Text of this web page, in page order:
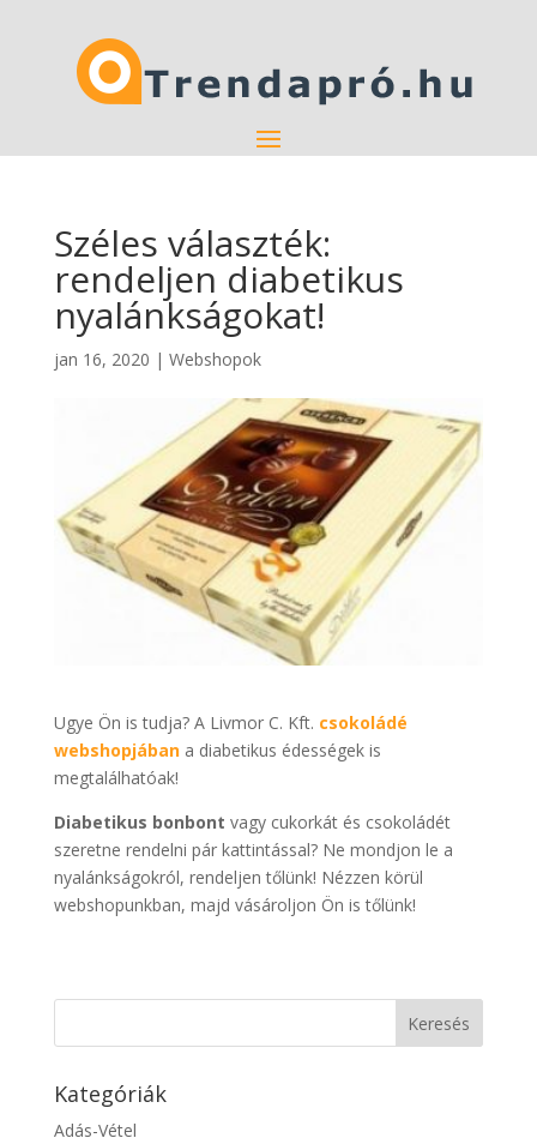
Széles választék:
rendeljen diabetikus
nyalánkságokat!
jan 16, 2020 | Webshopok
Ugye Ön is tudja? A Livmor C. Kft. csokoládé
webshopjábana diabetikus édességek is
megtalálhatóak!
Diabetikus bonbont vagy cukorkát és csokoládét
szeretne rendelni pár kattintással? Ne mondjon le a
nyalánkságokról, rendeljen tőlünk! Nézzen körül
webshopunkban, majd vásároljon Ön is tőlünk!
Kategóriák
Adás-Vétel